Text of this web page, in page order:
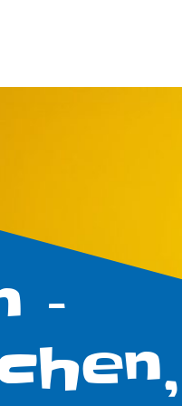
–